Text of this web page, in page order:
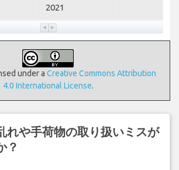
2021
under a Creative Commons Attribution
4.0 International License.
れや手荷物の取り扱いミスが
？